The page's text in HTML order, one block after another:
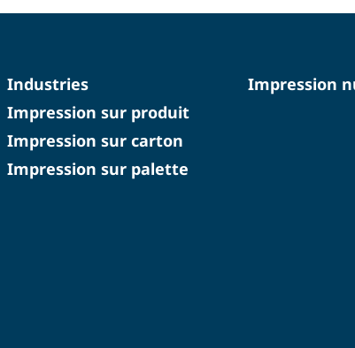
Industries
Impression sur produit
Impression sur carton
Impression sur palette
Impression